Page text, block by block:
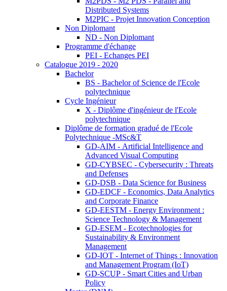
Distributed Systems
M2PIC - Projet Innovation Conception
Non Diplomant
ND - Non Diplomant
Programme d'échange
PEI - Echanges PEI
Catalogue 2019 - 2020
Bachelor
BS - Bachelor of Science de l'Ecole
polytechnique
Cycle Ingénieur
X - Diplôme d'ingénieur de l'Ecole
polytechnique
Diplôme de formation gradué de l'Ecole
Polytechnique -MSc&T
GD-AIM - Artificial Intelligence and
Advanced Visual Computing
GD-CYBSEC - Cybersecurity : Threats
and Defenses
GD-DSB - Data Science for Business
GD-EDCF - Economics, Data Analytics
and Corporate Finance
GD-EESTM - Energy Environment :
Science Technology & Management
GD-ESEM - Ecotechnologies for
Sustainability & Environment
Management
GD-IOT - Internet of Things : Innovation
and Management Program (IoT)
GD-SCUP - Smart Cities and Urban
Policy